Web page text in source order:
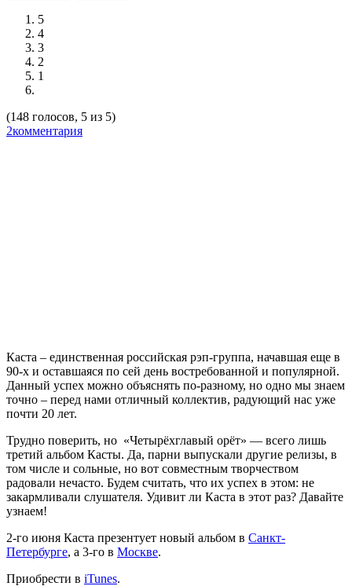
5
4
3
2
1
(148 голосов, 5 из 5)
2комментария
Каста – единственная российская рэп-группа, начавшая еще в
90-х и оставшаяся по сей день востребованной и популярной.
Данный успех можно объяснять по-разному, но одно мы знаем
точно – перед нами отличный коллектив, радующий нас уже
почти 20 лет.
Трудно поверить, но «Четырёхглавый орёт» — всего лишь
третий альбом Касты. Да, парни выпускали другие релизы, в
том числе и сольные, но вот совместным творчеством
радовали нечасто. Будем считать, что их успех в этом: не
закармливали слушателя. Удивит ли Каста в этот раз? Давайте
узнаем!
2-го июня Каста презентует новый альбом в Санкт-
Петербурге, а 3-го в Москве.
Приобрести в iTunes.